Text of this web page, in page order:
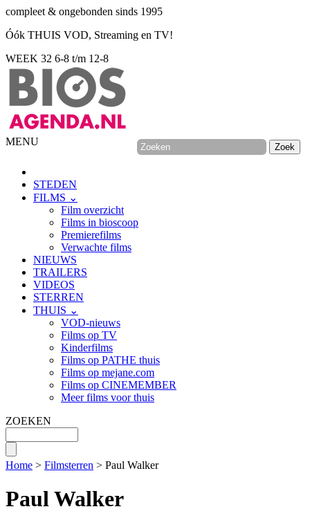
compleet & ongebonden sinds 1995
Óók THUIS VOD, Streaming en TV!
WEEK 32 6-8 t/m 12-8
MENU
STEDEN
FILMS ⌄
Film overzicht
Films in bioscoop
Premierefilms
Verwachte films
NIEUWS
TRAILERS
VIDEOS
STERREN
THUIS ⌄
VOD-nieuws
Films op TV
Kinderfilms
Films op PATHE thuis
Films op mejane.com
Films op CINEMEMBER
Meer films voor thuis
ZOEKEN
Home > Filmsterren > Paul Walker
Paul Walker